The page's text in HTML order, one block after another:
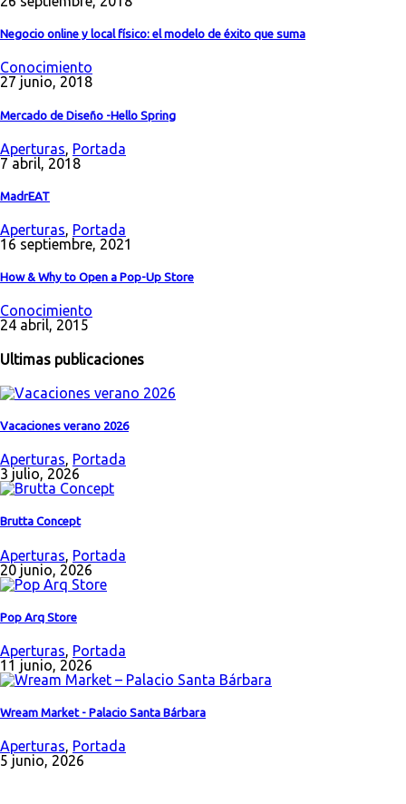
Negocio online y local físico: el modelo de éxito que suma
Conocimiento
27 junio, 2018
Mercado de Diseño -Hello Spring
Aperturas, Portada
7 abril, 2018
MadrEAT
Aperturas, Portada
16 septiembre, 2021
How & Why to Open a Pop-Up Store
Conocimiento
24 abril, 2015
Ultimas publicaciones
Vacaciones verano 2026
Aperturas, Portada
3 julio, 2026
Brutta Concept
Aperturas, Portada
20 junio, 2026
Pop Arq Store
Aperturas, Portada
11 junio, 2026
Wream Market - Palacio Santa Bárbara
Aperturas, Portada
5 junio, 2026